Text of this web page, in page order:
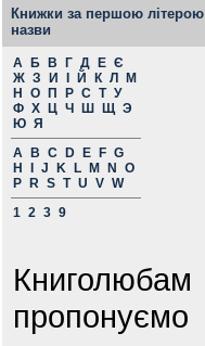
Книжки за першою літерою
назви
А Б В Г Д Е Є
Ж З И Й К Л
М
Н
О П Р С Т У
Ф Х Ц Ч Ш Щ Э
Ю Я
A
B C D E F G
H
J K L M N
O
P
R S T U V W
1 2 3 9
Книголюбам
пропонуємо